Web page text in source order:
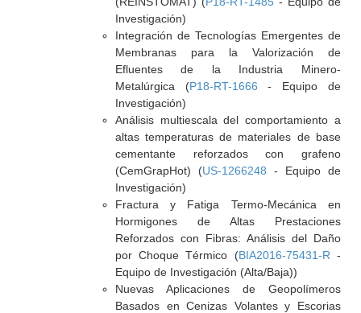
Investigación)
Integración de Tecnologías Emergentes de
Membranas para la Valorización de
Efluentes de la Industria Minero-
Metalúrgica (P18-RT-1666 - Equipo de
Investigación)
Análisis multiescala del comportamiento a
altas temperaturas de materiales de base
cementante reforzados con grafeno
(CemGrapHot) (US-1266248 - Equipo de
Investigación)
Fractura y Fatiga Termo-Mecánica en
Hormigones de Altas Prestaciones
Reforzados con Fibras: Análisis del Daño
por Choque Térmico (BIA2016-75431-R -
Equipo de Investigación (Alta/Baja))
Nuevas Aplicaciones de Geopolímeros
Basados en Cenizas Volantes y Escorias